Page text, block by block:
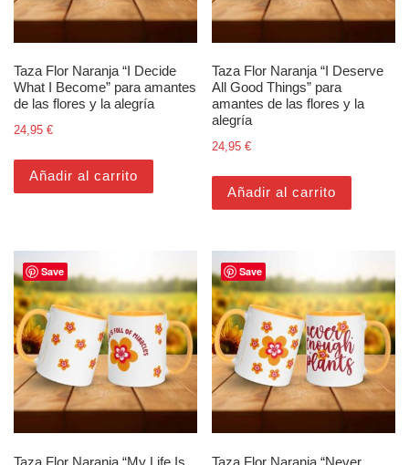
Taza Flor Naranja “I Decide
What I Become” para amantes
de las flores y la alegría
24,95 €
Añadir al carrito
Taza Flor Naranja “I Deserve
All Good Things” para
amantes de las flores y la
alegría
24,95€
Añadir al carrito
Save
Taza Flor Naranja “My Life Is
Save
Taza Flor Naranja “Never